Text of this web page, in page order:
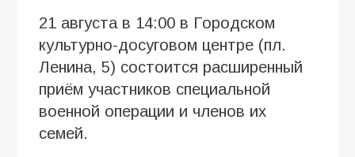
21 августа в 14:00 в Городском
культурно-досуговом центре (пл.
Ленина, 5) состоится расширенный
приём участников специальной
военной операции и членов их
семей.